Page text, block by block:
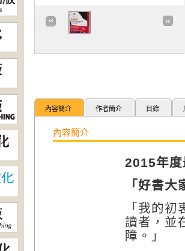
內容簡介 作者簡介 目錄
內容簡介
2015年度
「好書
「我的
讀者，並
障。」